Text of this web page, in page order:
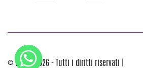
© 2012 - 2026 - Tutti i diritti riservati |